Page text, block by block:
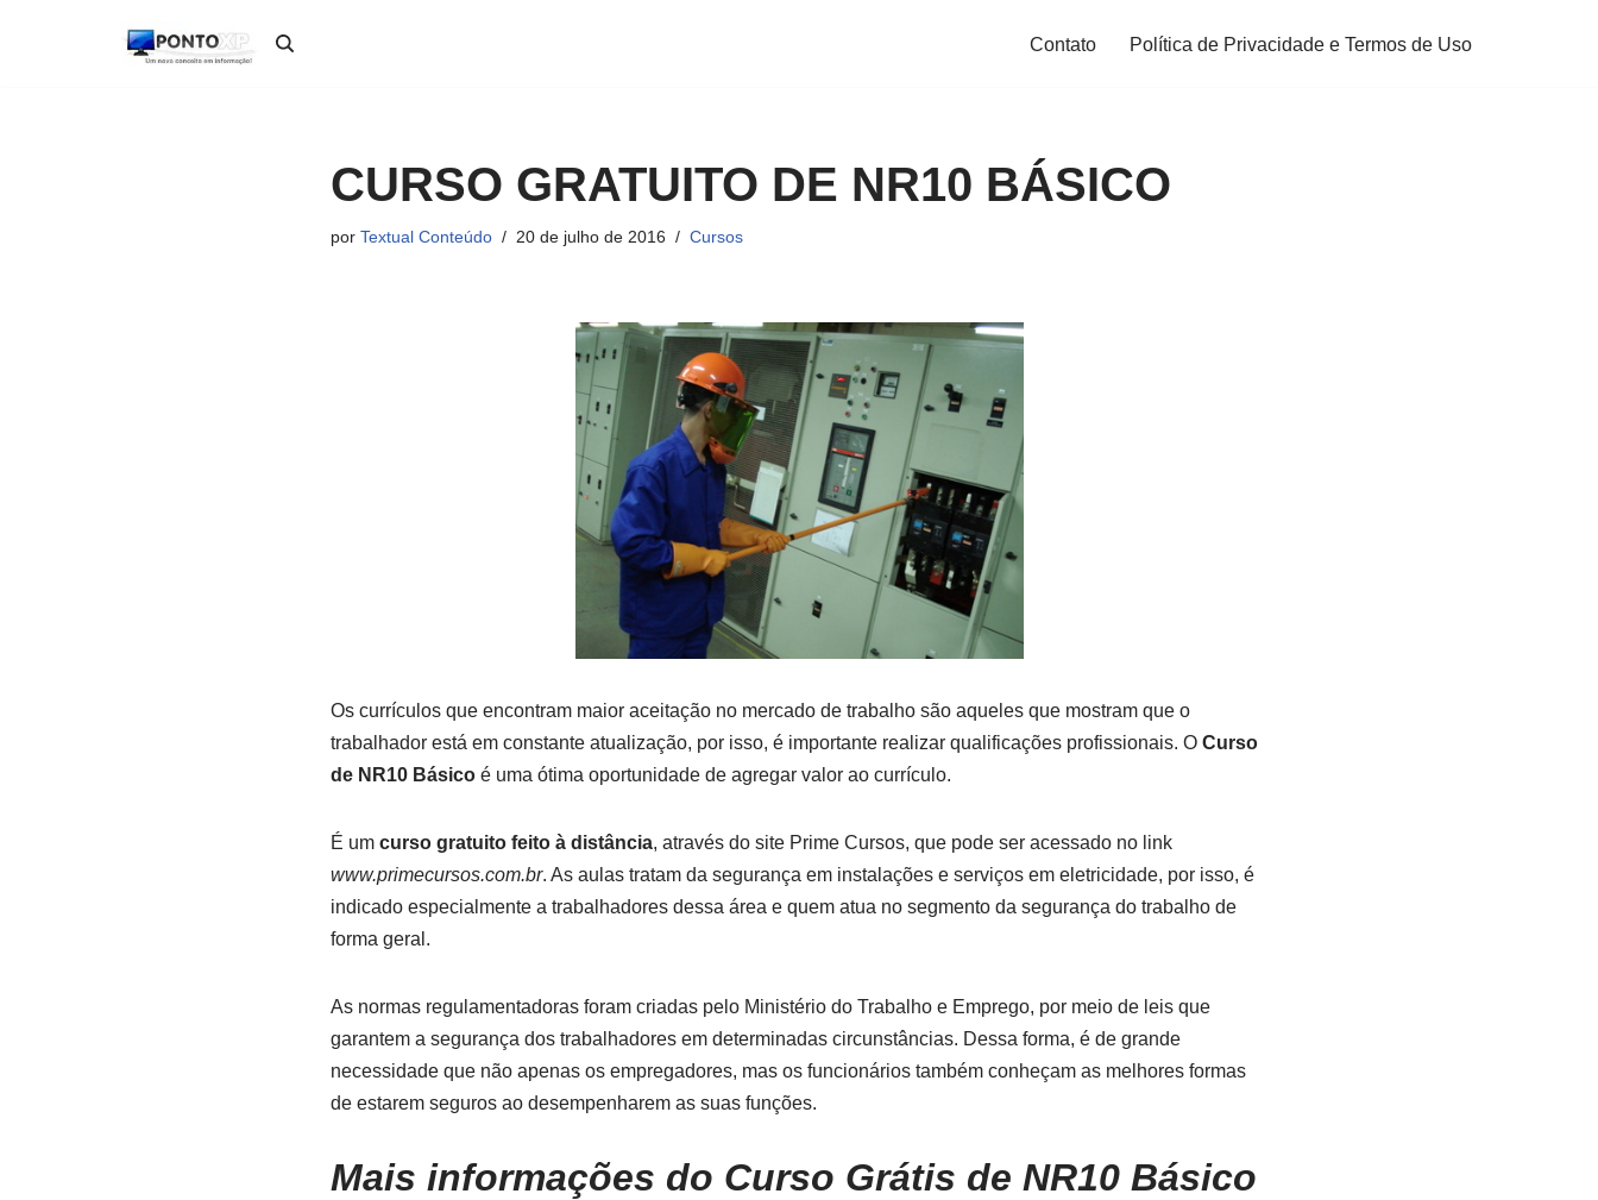
Contato Política de Privacidade e Termos de Uso
CURSO GRATUITO DE NR10 BÁSICO
por Textual Conteúdo 20 de julho de 2016 Cursos
Os currículos que encontram maior aceitação no mercado de trabalho são aqueles que mostram que o
trabalhador está em constante atualização, por isso, é importante realizar qualificações profissionais. O Curso
de NR10 Básicoé uma ótima oportunidade de agregar valor ao currículo.
É um curso gratuito feito à distância, através do site Prime Cursos, que pode ser acessado no link
www.primecursos.com.br. As aulas tratam da segurança em instalações e serviços em eletricidade, por isso, é
indicado especialmente a trabalhadores dessa área e quem atua no segmento da segurança do trabalho de
forma geral.
As normas regulamentadoras foram criadas pelo Ministério do Trabalho e Emprego, por meio de leis que
garantem a segurança dos trabalhadores em determinadas circunstâncias. Dessa forma, é de grande
necessidade que não apenas os empregadores, mas os funcionários também conheçam as melhores formas
de estarem seguros ao desempenharem as suas funções.
Mais informações do Curso Grátis de NR10 Básico